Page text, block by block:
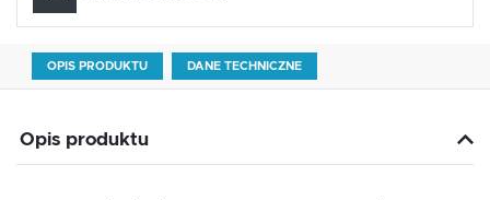
OPIS PRODUKTU DANE TECHNICZNE
Opis produktu